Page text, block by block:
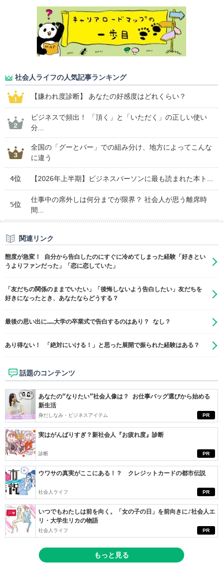
社会人ライフの人気記事ランキング
【嫌われ度診断】 あなたの好感度はどれくらい？
ビジネスで頻出！ 「頂く」と「いただく」の正しい使い
分...
全国の「グーとパー」での組み分け、地方によってこんな
に違う
4位 【2026年上半期】ビジネスパーソンに最も読まれた本ト...
5位
仕事中の席外しは何分までが限界？ 社会人が思う離席時
間...
関連リンク
態度が急変！ 自分から告白したのにすぐに冷めてしまった経験「好きとい
うよりファンだった」「恋に恋していた」
「友だちの関係のままでいたい」「後悔しないよう告白したい」友だちを
好きになったとき、あなたならどうする？
最後の思い出に……大学の卒業式で告白するのはあり？ なし？
あり得ない！ 「絶対にいける！」と思った展開で振られた経験はある？
話題のコンテンツ
PR
あなたの“なりたい”社会人像は？ お仕事バッグ選びから始める
新生活
身だしなみ・ビジネスアイテム
PR
実はがんばりすぎ？新社会人『お疲れ度』診断
診断
PR
ウワサの真実がここにある！？ クレジットカードの都市伝説
社会人ライフ
PR
いつでもわたしは前を向く。「女の子の日」を前向きに♪社会人エ
リ・大学生リカの物語
社会人ライフ
もっと見る